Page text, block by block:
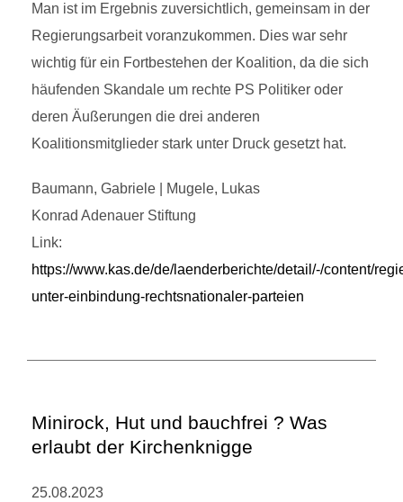
Man ist im Ergebnis zuversichtlich, gemeinsam in der
Regierungsarbeit voranzukommen. Dies war sehr
wichtig für ein Fortbestehen der Koalition, da die sich
häufenden Skandale um rechte PS Politiker oder
deren Äußerungen die drei anderen
Koalitionsmitglieder stark unter Druck gesetzt hat.
Baumann, Gabriele | Mugele, Lukas
Konrad Adenauer Stiftung
Link:
https://www.kas.de/de/laenderberichte/detail/-/content/
unter-einbindung-rechtsnationaler-parteien
Minirock, Hut und bauchfrei ? Was
erlaubt der Kirchenknigge
25.08.2023